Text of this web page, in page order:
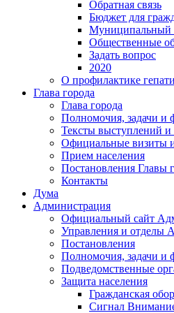
Обратная связь
Бюджет для
Муниципальный
Общественные
Задать вопрос
2020
О профилактике
Глава города
Глава города
Полномочия, задачи и
Тексты выступлений и
Официальные визиты
Прием населения
Постановления Главы
Контакты
Дума
Администрация
Официальный сайт
Управления и отделы
Постановления
Полномочия, задачи и
Подведомственные
Защита населения
Гражданская
Сигнал